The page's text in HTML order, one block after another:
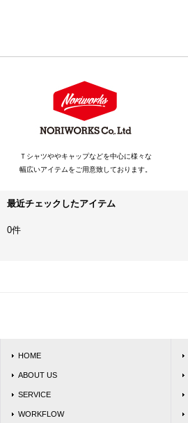
Ｔシャツややキャップなどを中心に様々な
幅広いアイテムをご用意致しております。
最近チェックしたアイテム
0件
HOME
ABOUT US
SERVICE
WORKFLOW